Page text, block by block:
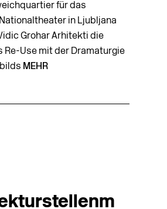
für das
in Ljubljana
Grohar Arhitekti die
Re-Use mit der Dramaturgie
MEHR